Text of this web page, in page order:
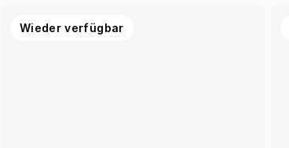
Wieder verfügbar